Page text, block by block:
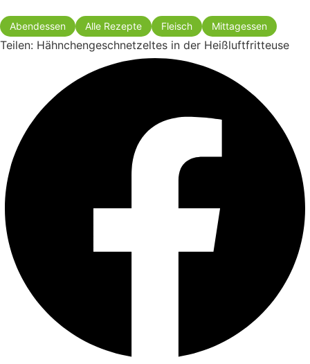
Abendessen Alle Rezepte Fleisch Mittagessen
Teilen: Hähnchengeschnetzeltes in der Heißluftfritteuse